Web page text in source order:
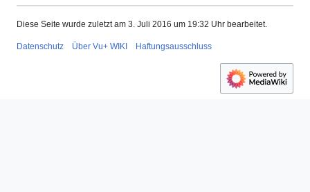
Diese Seite wurde zuletzt am 3. Juli 2016 um 19:32 Uhr bearbeitet.
Datenschutz Über Vu+ WIKI Haftungsausschluss